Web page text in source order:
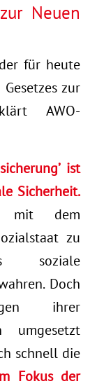
Neuen
für heute
zur
AWO-
ist
Sicherheit.
mit dem
zu
soziale
Doch
ihrer
umgesetzt
schnell die
Fokus der